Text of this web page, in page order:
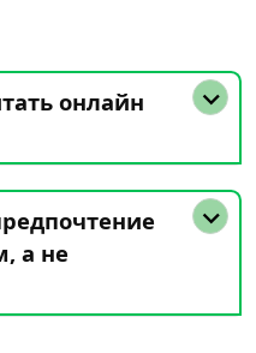
онлайн
а не